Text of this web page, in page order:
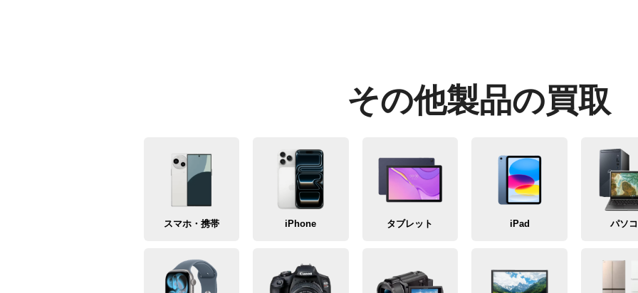
その他製品の買取
スマホ・携帯 iPhone タブレット iPad パソ